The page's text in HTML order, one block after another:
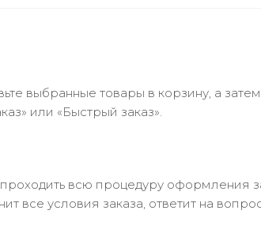
выбранные товары в корзину, а
или «Быстрый заказ».
всю процедуру оформления
все условия заказа, ответит на